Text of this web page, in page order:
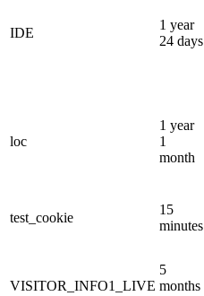
IDE
1 year
24 days
loc
1 year
1
month
test_cookie
15
minutes
VISITOR_INFO1_LIVE
5
months